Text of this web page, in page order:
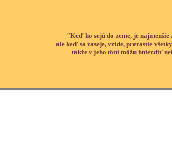
"Keď ho sejú do zeme, je najmenšie
ale keď sa zaseje, vzíde, prerastie
takže v jeho tôni môžu hniezdiť